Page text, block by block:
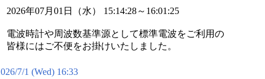
2026年07月01日（水） 15:14:28～16:01:25
電波時計や周波数基準源として標準電波をご利用の
皆様にはご不便をお掛けいたしました。
7/1 (Wed) 16:33